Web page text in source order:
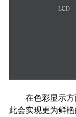
在色彩显示方
此会实现更为鲜